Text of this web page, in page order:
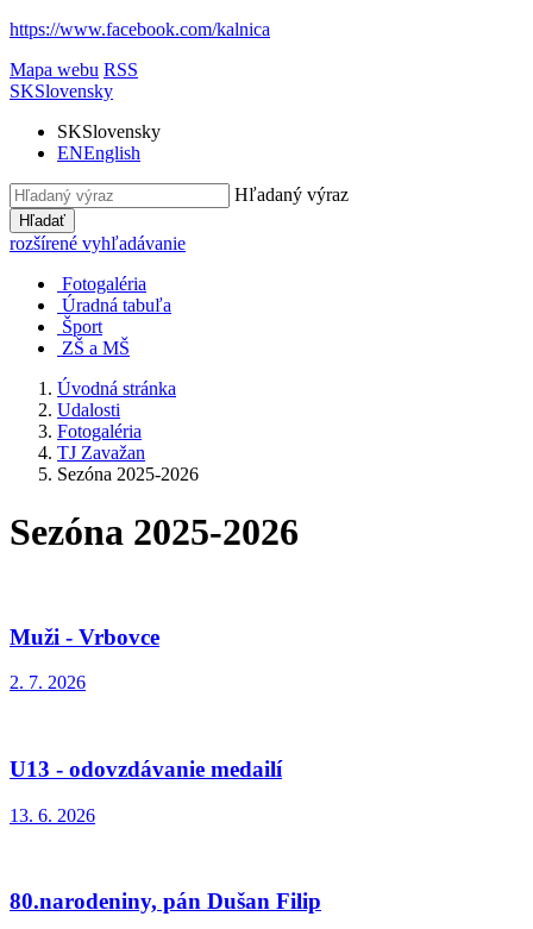
https://www.facebook.com/kalnica
Mapa webu RSS
SKSlovensky
SKSlovensky
ENEnglish
Hľadaný výraz
Hľadať
rozšírené vyhľadávanie
Fotogaléria
Úradná tabuľa
Šport
ZŠ a MŠ
Úvodná stránka
Udalosti
Fotogaléria
TJ Zavažan
Sezóna 2025-2026
Sezóna 2025-2026
Muži - Vrbovce
2. 7. 2026
U13 - odovzdávanie medailí
13. 6. 2026
80.narodeniny, pán Dušan Filip